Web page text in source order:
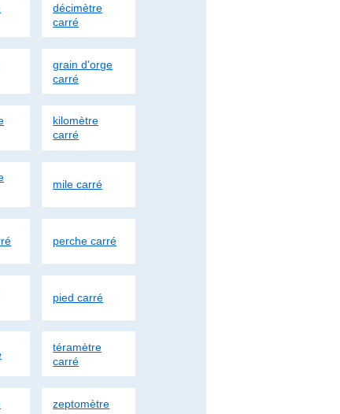
décimètre
carré
grain d'orge
carré
kilomètre
carré
mile carré
perche carré
pied carré
téramètre
carré
zeptomètre